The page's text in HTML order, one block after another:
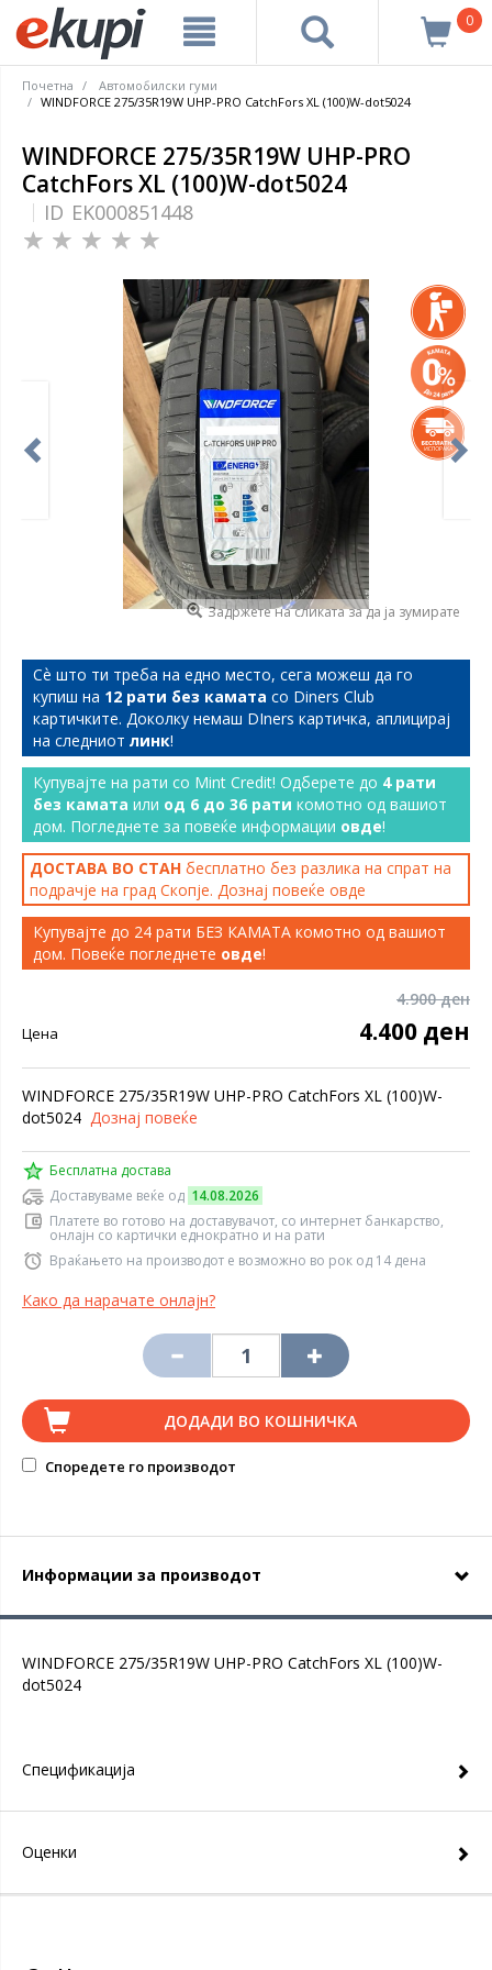
0
Почетна
Автомобилски гуми
WINDFORCE 275/35R19W UHP-PRO CatchFors XL (100)W-dot5024
WINDFORCE 275/35R19W UHP-PRO
CatchFors XL (100)W-dot5024
ID EK000851448
Задржете на сликата за да ја зумирате
Сѐ што ти треба на едно место, сега можеш да го
купиш на 12 рати без камата со Diners Club
картичките. Доколку немаш DIners картичка, аплицирај
на следниот линк!
Купувајте на рати со Mint Credit! Одберете до 4 рати
без камата или од 6 до 36 рати комотно од вашиот
дом. Погледнете за повеќе информации овде!
ДОСТАВА ВО СТАН бесплатно без разлика на спрат на
подрачје на град Скопје. Дознај повеќе овде
Купувајте до 24 рати БЕЗ КАМАТА комотно од вашиот
дом. Повеќе погледнете овде!
4.900 ден
Цена 4.400 ден
WINDFORCE 275/35R19W UHP-PRO CatchFors XL (100)W-
dot5024 Дознај повеќе
Бесплатна достава
Доставуваме веќе од 14.08.2026
Платете во готово на доставувачот, со интернет банкарство,
онлајн со картички еднократно и на рати
Враќањето на производот е возможно во рок од 14 дена
Како да нарачате онлајн?
ДОДАДИ ВО КОШНИЧКА
Споредете го производот
Информации за производот
WINDFORCE 275/35R19W UHP-PRO CatchFors XL (100)W-
dot5024
Спецификација
Оценки